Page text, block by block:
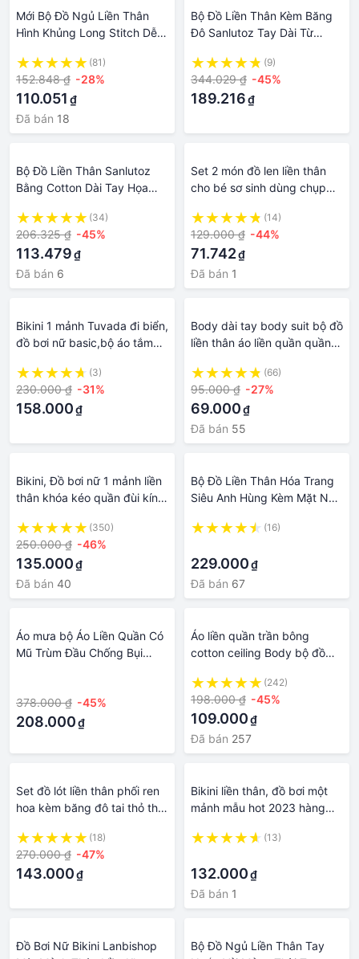
Mới Bộ Đồ Ngủ Liền Thân
Hình Khủng Long Stitch Dễ
(81)
152.848 ₫ -28%
110.051 ₫
Đã bán 18
Bộ Đồ Liền Thân Kèm Băng
Đô Sanlutoz Tay Dài Từ
Dành Cho Bé (9)
344.029 ₫ -45%
189.216₫
Bộ Đồ Liền Thân Sanlutoz
Bằng Cotton Dài Tay Họa
Sinh
(34)
206.325 ₫ -45%
113.479₫
Đã bán 6
Set 2 món đồ len liền thân
cho bé sơ sinh dùng chụp
(14)
129.000 ₫ -44%
71.742₫
Đã bán 1
Bikini 1 mảnh Tuvada đi biển,
đồ bơi nữ basic,bộ áo tắm
BLX26
(3)
230.000 ₫ -31%
158.000₫
Body dài tay body suit bộ đồ
liền thân áo liền quần quần
sơ sinh SLT11 (66)
95.000 ₫ -27%
69.000₫
Đã bán 55
Bikini, Đồ bơi nữ 1 mảnh liền
thân khóa kéo quần đùi kín
(350)
250.000 ₫ -46%
135.000₫
Đã bán 40
Bộ Đồ Liền Thân Hóa Trang
Siêu Anh Hùng Kèm Mặt Nạ
Người Dơi Batman cho các
halloween, sinh nhật
(16)
229.000₫
Đã bán 67
Áo mưa bộ Áo Liền Quần Có
Mũ Trùm Đầu Chống Bụi
Thức Ăn Cho Nam Và
Nữ#39Bộ Đồ Thời Trang Cho
Hộ Toàn Thân Dùng Làm
378.000 ₫ -45%
208.000₫
Áo liền quần trần bông
cotton ceiling Body bộ đồ
Bodysuit dài tay 3 lớp dày
ấm
(242)
198.000 ₫ -45%
109.000₫
Đã bán 257
Set đồ lót liền thân phối ren
hoa kèm băng đô tai thỏ thời
(18)
270.000 ₫ -47%
143.000₫
Bikini liền thân, đồ bơi một
mảnh mẫu hot 2023 hàng
(13)
132.000₫
Đã bán 1
Đồ Bơi Nữ Bikini Lanbishop
Bộ Đồ Ngủ Liền Thân Tay